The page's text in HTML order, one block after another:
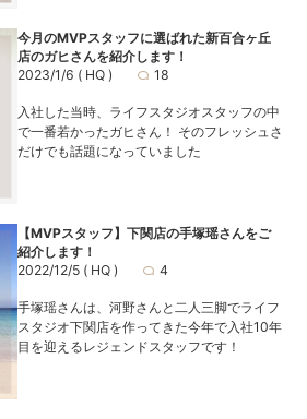
今月のMVPスタッフに選ばれた新百合ヶ丘
店のガヒさんを紹介します！
2023/1/6 ( HQ ) 18
入社した当時、ライフスタジオスタッフの中
で一番若かったガヒさん！ そのフレッシュさ
だけでも話題になっていました
【MVPスタッフ】下関店の手塚瑶さんをご
紹介します！
2022/12/5 ( HQ ) 4
手塚瑶さんは、河野さんと二人三脚でライフ
スタジオ下関店を作ってきた今年で入社10年
目を迎えるレジェンドスタッフです！